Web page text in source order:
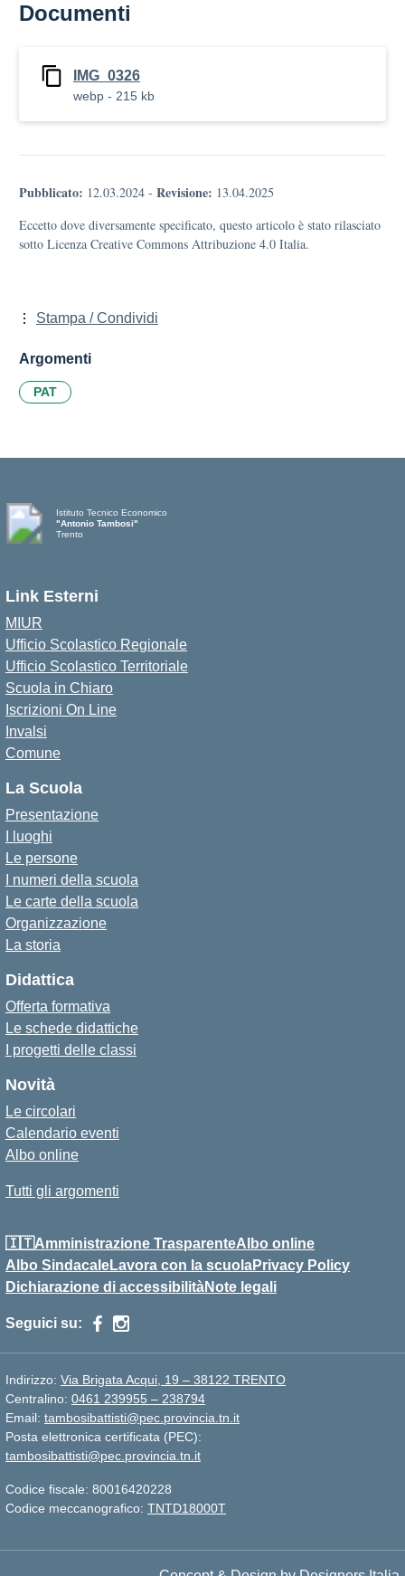
Documenti
IMG_0326
webp - 215 kb
Pubblicato: 12.03.2024 - Revisione: 13.04.2025
Eccetto dove diversamente specificato, questo articolo è stato rilasciato
sotto Licenza Creative Commons Attribuzione 4.0 Italia.
Stampa / Condividi
Argomenti
PAT
Istituto Tecnico Economico
"Antonio Tambosi"
Trento
Link Esterni
MIUR
Ufficio Scolastico Regionale
Ufficio Scolastico Territoriale
Scuola in Chiaro
Iscrizioni On Line
Invalsi
Comune
La Scuola
Presentazione
I luoghi
Le persone
I numeri della scuola
Le carte della scuola
Organizzazione
La storia
Didattica
Offerta formativa
Le schede didattiche
I progetti delle classi
Novità
Le circolari
Calendario eventi
Albo online
Tutti gli argomenti
🇮🇹Amministrazione TrasparenteAlbo online
Albo SindacaleLavora con la scuolaPrivacy Policy
Dichiarazione di accessibilitàNote legali
Seguici su:
Indirizzo: Via Brigata Acqui, 19 – 38122 TRENTO
Centralino: 0461 239955 – 238794
Email: tambosibattisti@pec.provincia.tn.it
Posta elettronica certificata (PEC):
tambosibattisti@pec.provincia.tn.it
Codice fiscale: 80016420228
Codice meccanografico: TNTD18000T